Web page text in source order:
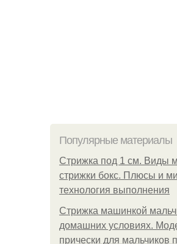
Популярные материалы
Стрижка под 1 см. Виды
стрижки бокс. Плюсы и
технология выполнения
Стрижка машинкой
домашних условиях.
прически для мальчиков